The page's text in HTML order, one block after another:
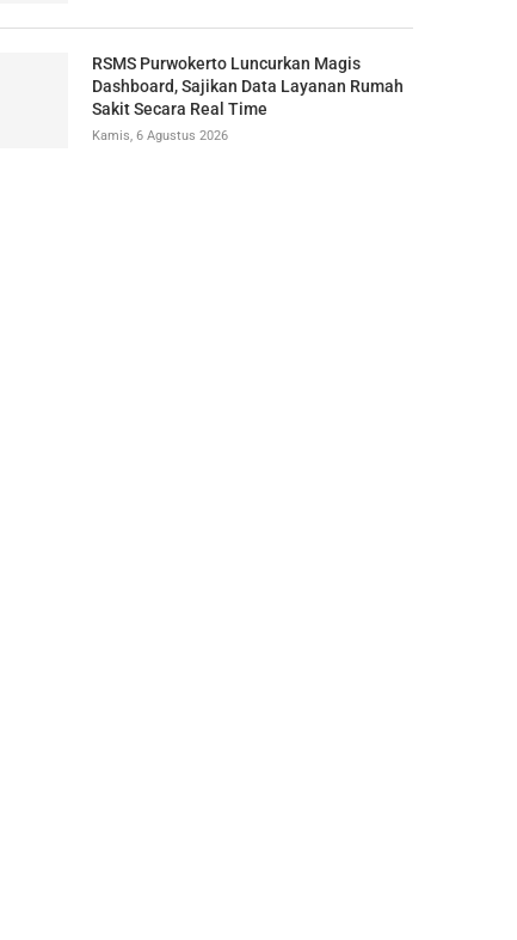
RSMS Purwokerto Luncurkan Magis
Dashboard, Sajikan Data Layanan Rumah
Sakit Secara Real Time
Kamis, 6 Agustus 2026